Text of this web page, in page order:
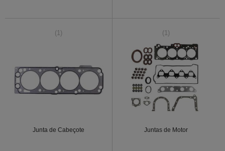
(1)
Junta de Cabeçote
(1)
Juntas de Motor